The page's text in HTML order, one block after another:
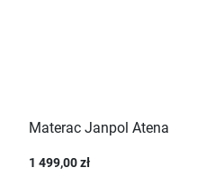
Materac Janpol Atena
1 499,00 zł